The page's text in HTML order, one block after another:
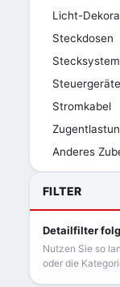
Licht-
Steckdosen
Stromkabel
Anderes
FILTER
Detailfilter
Nutzen Sie so
oder die